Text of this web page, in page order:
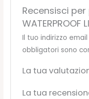
Recensisci per
WATERPROOF
Il tuo indirizzo
obbligatori sono
La tua
La tua